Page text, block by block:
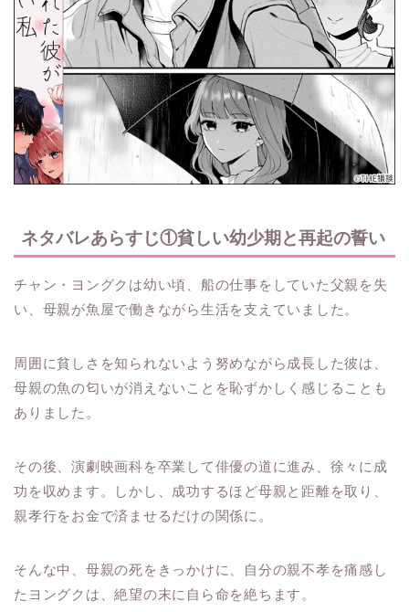
ネタバレあらすじ①貧しい幼少期と再起の誓い
チャン・ヨングクは幼い頃、船の仕事をしていた父親を失
い、母親が魚屋で働きながら生活を支えていました。
周囲に貧しさを知られないよう努めながら成長した彼は、
母親の魚の匂いが消えないことを恥ずかしく感じることも
ありました。
その後、演劇映画科を卒業して俳優の道に進み、徐々に成
功を収めます。しかし、成功するほど母親と距離を取り、
親孝行をお金で済ませるだけの関係に。
そんな中、母親の死をきっかけに、自分の親不孝を痛感し
たヨングクは、絶望の末に自ら命を絶ちます。